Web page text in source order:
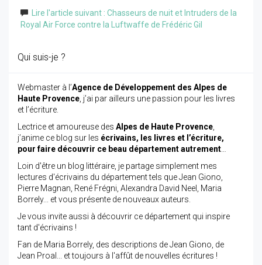
Lire l'article suivant : Chasseurs de nuit et Intruders de la
Royal Air Force contre la Luftwaffe de Frédéric Gil
Qui suis-je ?
Webmaster à l’Agence de Développement des Alpes de
Haute Provence , j’ai par ailleurs une passion pour les livres
et l’écriture.
Lectrice et amoureuse des Alpes de Haute Provence
j’anime ce blog sur les écrivains, les livres et l’écriture,
pour faire découvrir ce beau département autrement
Loin d'être un blog littéraire, je partage simplement mes
lectures d'écrivains du département tels que Jean Giono,
Pierre Magnan, René Frégni, Alexandra David Neel, Maria
Borrely... et vous présente de nouveaux auteurs.
Je vous invite aussi à découvrir ce département qui inspire
tant d'écrivains !
Fan de Maria Borrely, des descriptions de Jean Giono, de
Jean Proal... et toujours à l'affût de nouvelles écritures !